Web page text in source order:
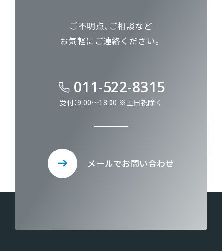
ご不明点、ご相談など
お気軽にご連絡ください。
011-522-8315
受付：9:00～18:00 ※土日祝除く
メールでお問い合わせ